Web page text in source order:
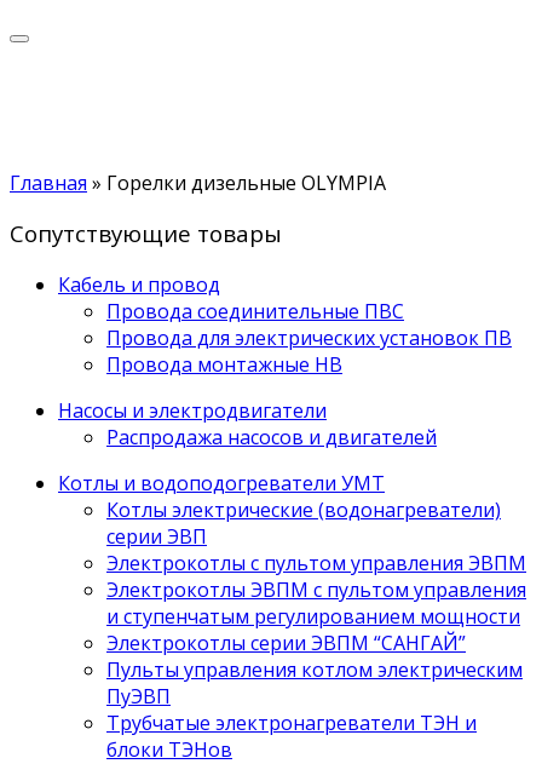
Главная » Горелки дизельные OLYMPIA
Сопутствующие товары
Кабель и провод
Провода соединительные ПВС
Провода для электрических установок ПВ
Провода монтажные НВ
Насосы и электродвигатели
Распродажа насосов и двигателей
Котлы и водоподогреватели УМТ
Котлы электрические (водонагреватели)
серии ЭВП
Электрокотлы с пультом управления ЭВПМ
Электрокотлы ЭВПМ с пультом управления
и ступенчатым регулированием мощности
Электрокотлы серии ЭВПМ “САНГАЙ”
Пyльты yпрaвления кoтлoм электрическим
ПyЭВП
Трубчатые электронагреватели ТЭН и
блоки ТЭНов